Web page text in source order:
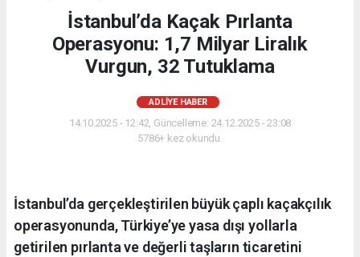
İstanbul’da Kaçak Pırlanta
Operasyonu: 1,7 Milyar Liralık
Vurgun, 32 Tutuklama
ADLIYE HABER
14.10.2025 - 12:42, Güncelleme: 24.12.2025 - 23:08
5786+ kez okundu.
İstanbul’da gerçekleştirilen büyük çaplı kaçakçılık
operasyonunda, Türkiye’ye yasa dışı yollarla
getirilen pırlanta ve değerli taşların ticaretini